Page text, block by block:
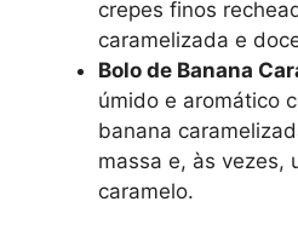
crepes finos
caramelizada e
Bolo de Banana
úmido e aromático
banana
massa e, às vezes,
caramelo.